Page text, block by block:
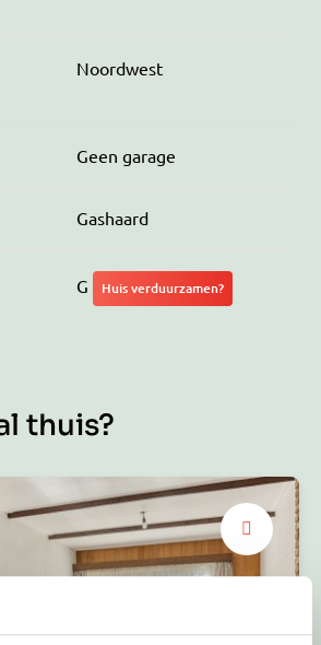
Noordwest
Geen garage
Gashaard
G Huis verduurzamen?
thuis?